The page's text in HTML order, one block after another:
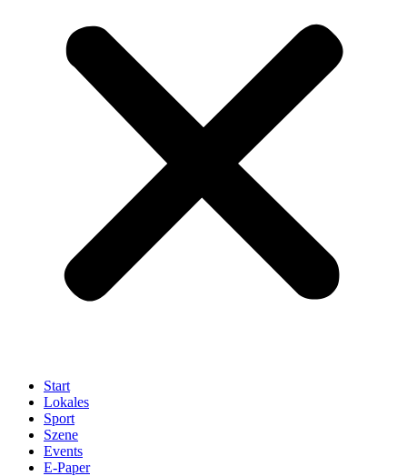
Start
Lokales
Sport
Szene
Events
E-Paper